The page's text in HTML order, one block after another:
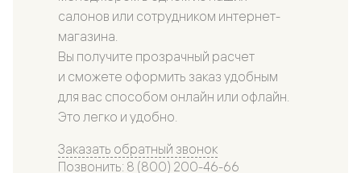
салонов или сотрудником интернет-
магазина.
Вы получите прозрачный расчет
и сможете оформить заказ удобным
для вас способом онлайн или офлайн.
Это легко и удобно.
Заказать обратный звонок
Позвонить: 8 (800) 200-46-66